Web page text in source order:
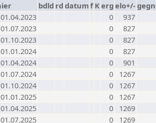
bdld rd datumf Kerg elo+/-
0
937
0
827
0
827
0
827
0
901
0
1267
0
1267
0
1267
0
1269
0
1269